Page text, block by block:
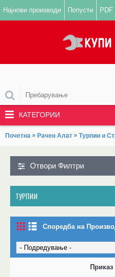
Најнови производи Попусти PDF
КАТЕГОРИИ
Почетна » Рачен Алат » Турпии и
Отвори Филтри
ТУРПИИ
Споредба на